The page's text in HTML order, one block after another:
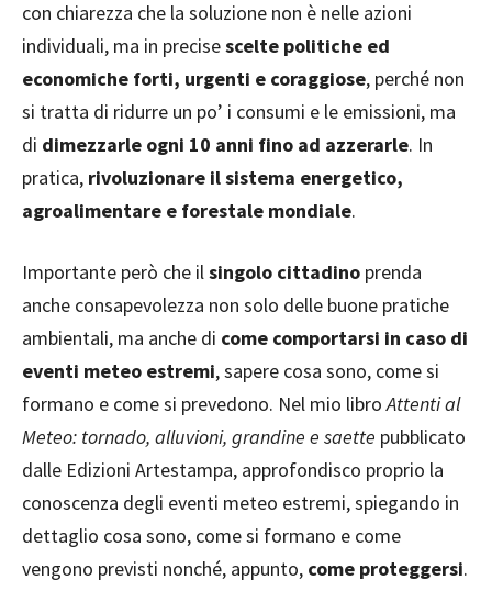
con chiarezza che la soluzione non è nelle azioni
individuali, ma in precisescelte politiche ed
economiche forti, urgenti e coraggiose, perché non
si tratta di ridurre un po’ i consumi e le emissioni, ma
di dimezzarle ogni 10 anni fino ad azzerarle. In
pratica, rivoluzionare il sistema energetico,
agroalimentare e forestale mondiale.
Importante però che ilsingolo cittadino prenda
anche consapevolezza non solo delle buone pratiche
ambientali, ma anche di come comportarsi in caso di
eventi meteo estremi, sapere cosa sono, come si
formano e come si prevedono. Nel mio libroAttenti al
Meteo: tornado, alluvioni, grandine e saette pubblicato
dalle Edizioni Artestampa, approfondisco proprio la
conoscenza degli eventi meteo estremi, spiegando in
dettaglio cosa sono, come si formano e come
vengono previsti nonché, appunto, come proteggersi.